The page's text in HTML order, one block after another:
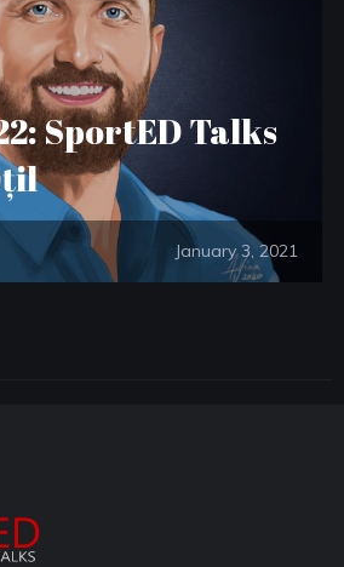
SportED Talks
January 3, 2021